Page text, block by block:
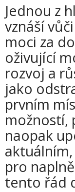
Jednou z
vznáší
moci za
oživující
rozvoj a
jako
prvním
možností,
naopak
pro
tento řád